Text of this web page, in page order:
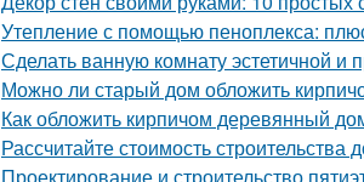
Утепление с помощью пеноплекса:
Сделать ванную комнату эстетичной
Можно ли старый дом обложить
Как обложить кирпичом деревянный
Рассчитайте стоимость